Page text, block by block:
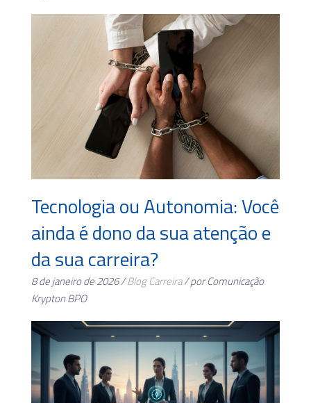
Tecnologia ou Autonomia: Você
ainda é dono da sua atenção e
da sua carreira?
8 de janeiro de 2026 /Blog Carreira/ por Comunicação
Krypton BPO